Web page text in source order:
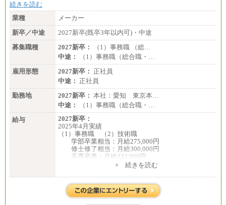
続きを読む
業種
メーカー
新卒／中途
2027新卒(既卒3年以内可)・中途
募集職種
2027新卒：
（1）事務職 （総…
中途：
（1）事務職（総合職・…
雇用形態
2027新卒： 正社員
中途： 正社員
勤務地
2027新卒： 本社：愛知 東京本…
中途：
（1）事務職（総合職・…
給与
2027新卒：
2025年4月実績
（1）事務職 （2）技術職
学部卒業相当：月給275,000円
修士修了相当：月給300,000円
高専卒業：月給233,000円
大学院修了・大学卒業：月給21万円
短期大学・専門学校（2年制）卒業：月給20万円
+ 続きを読む